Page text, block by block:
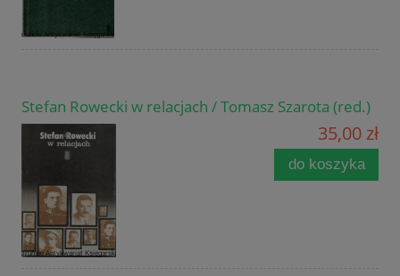
Stefan Rowecki w relacjach / Tomasz Szarota (red.)
35,00 zł
do koszyka